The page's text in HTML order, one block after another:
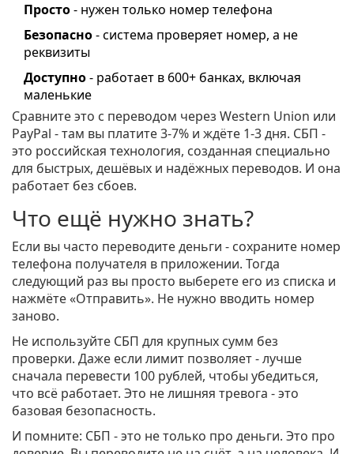
Просто- нужен только номер телефона
Безопасно- система проверяет номер, а не
реквизиты
Доступно- работает в 600+ банках, включая
маленькие
Сравните это с переводом через Western Union или
PayPal - там вы платите 3-7% и ждёте 1-3 дня. СБП -
это российская технология, созданная специально
для быстрых, дешёвых и надёжных переводов. И она
работает без сбоев.
Что ещё нужно знать?
Если вы часто переводите деньги - сохраните номер
телефона получателя в приложении. Тогда
следующий раз вы просто выберете его из списка и
нажмёте «Отправить». Не нужно вводить номер
заново.
Не используйте СБП для крупных сумм без
проверки. Даже если лимит позволяет - лучше
сначала перевести 100 рублей, чтобы убедиться,
что всё работает. Это не лишняя тревога - это
базовая безопасность.
И помните: СБП - это не только про деньги. Это про